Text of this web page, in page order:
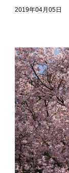
2019年04月05日